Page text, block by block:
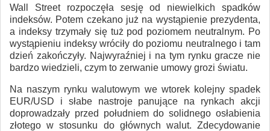
Wall Street rozpoczęła sesję od niewielkich spadków
indeksów. Potem czekano już na wystąpienie prezydenta,
a indeksy trzymały się tuż pod poziomem neutralnym. Po
wystąpieniu indeksy wróciły do poziomu neutralnego i tam
dzień zakończyły. Najwyraźniej i na tym rynku gracze nie
bardzo wiedzieli, czym to zerwanie umowy grozi światu.
Na naszym rynku walutowym we wtorek kolejny spadek
EUR/USD i słabe nastroje panujące na rynkach akcji
doprowadzały przed południem do solidnego osłabienia
złotego w stosunku do głównych walut. Zdecydowanie